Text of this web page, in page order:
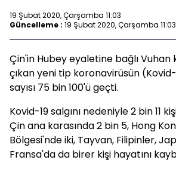
19 Şubat 2020, Çarşamba 11:03
Güncelleme : 19 Şubat 2020, Çarşamba 11:03
Çin'in Hubey eyaletine bağlı
çıkan yeni tip koronavirüsün (Kovid-
sayısı 75 bin 100'ü geçti.
Kovid-19 salgını nedeniyle 2 bin 11
Çin ana karasında 2 bin 5, Hong
Bölgesi'nde iki, Tayvan, Filipinler,
Fransa'da da birer kişi hayatını